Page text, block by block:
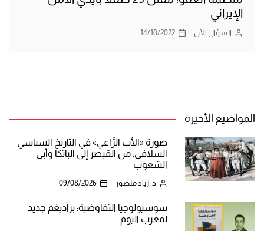
الإيراني
السؤال الآن 14/10/2022
المواضيع الأخيرة
صورة «الأب الرَّاعي» في التاريخ السياسي
السلافي: من القيصر إلى الباتكا وأبي
الشعوب
د. زياد منصور 09/08/2026
سوسيولوجيا التفاوضية: براديغم جديد
لمغرب اليوم